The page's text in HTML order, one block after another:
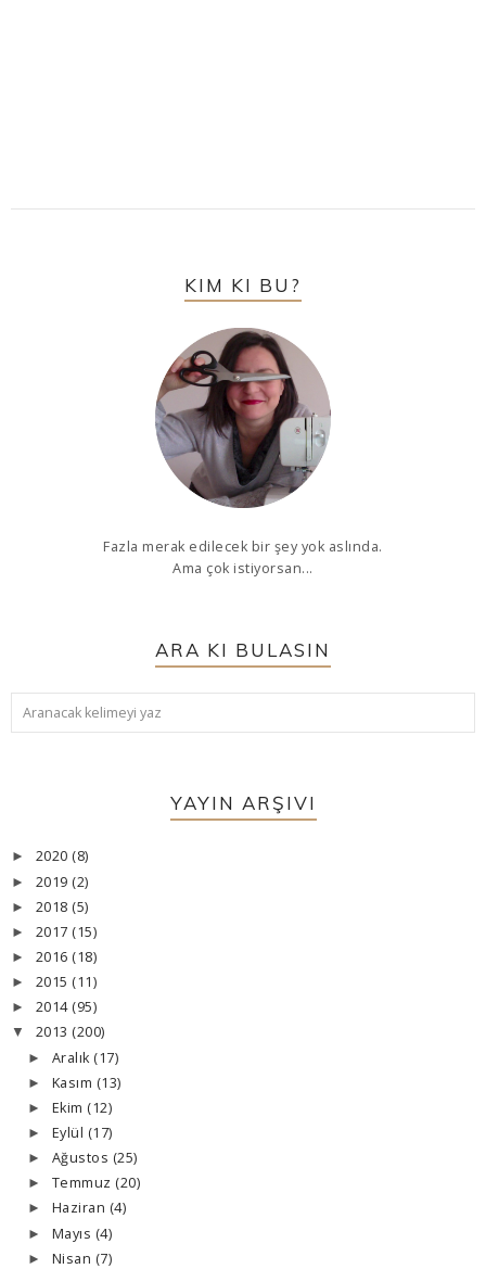
KIM KI BU?
Fazla merak edilecek bir şey yok aslında.
Ama çok istiyorsan...
ARA KI BULASIN
YAYIN ARŞIVI
► 2020 (8)
► 2019 (2)
► 2018 (5)
► 2017 (15)
► 2016 (18)
► 2015 (11)
► 2014 (95)
▼ 2013 (200)
► Aralık (17)
► Kasım (13)
► Ekim (12)
► Eylül (17)
► Ağustos (25)
► Temmuz (20)
► Haziran (4)
► Mayıs (4)
► Nisan (7)